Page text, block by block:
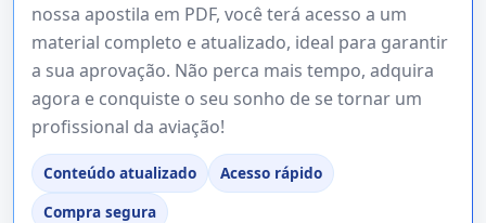
nossa apostila em PDF, você terá acesso a um
material completo e atualizado, ideal para garantir
a sua aprovação. Não perca mais tempo, adquira
agora e conquiste o seu sonho de se tornar um
profissional da aviação!
Conteúdo atualizado
Acesso rápido
Compra segura